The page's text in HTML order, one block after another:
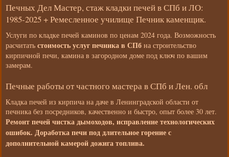
Печных Дел Мастер, стаж кладки печей в СПб и ЛО:
1985-2025 + Ремесленное училище Печник каменщик.
Услуги по кладке печей каминов по ценам 2024 года. Возможность
расчитать стоимость услуг печника в СПб на строительство
кирпичной печи, камина в загородном доме под ключ по вашим
замерам.
Печные работы от частного мастера в СПб и Лен. обл
Кладка печей из кирпича на даче в Ленинградской области от
печника без посредников, качественно и быстро, опыт более 30 лет.
Ремонт печей чистка дымоходов, исправление технологических
ошибок. Доработка печи под длительное горение с
дополнительной камерой дожига топлива.